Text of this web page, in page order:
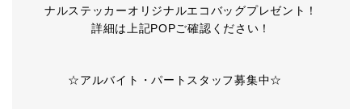
ナルステッカーオリジナルエコバッグプレゼント！
詳細は上記POPご確認ください！
☆アルバイト・パートスタッフ募集中☆